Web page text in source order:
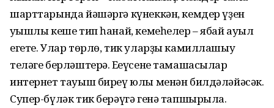
шарттарында йәшәргә күнеккән, кемдер үҙен
уңышлы кеше тип һанай, кемеһелер – ябай ауыл
егете. Улар төрлө, тик уларҙы камиллашыу
теләге берләштерә. Еңеүсене тамашасылар
интернет тауыш биреү юлы менән билдәләйәсәк.
Супер-бүләк тик берәүгә генә тапшырыла.